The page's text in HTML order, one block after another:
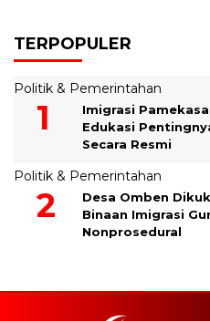
TERPOPULER
Politik & Pemerintahan
Imigrasi
Edukasi
Secara Resmi
Politik & Pemerintahan
Desa Omben
Binaan Imigrasi
Nonprosedural